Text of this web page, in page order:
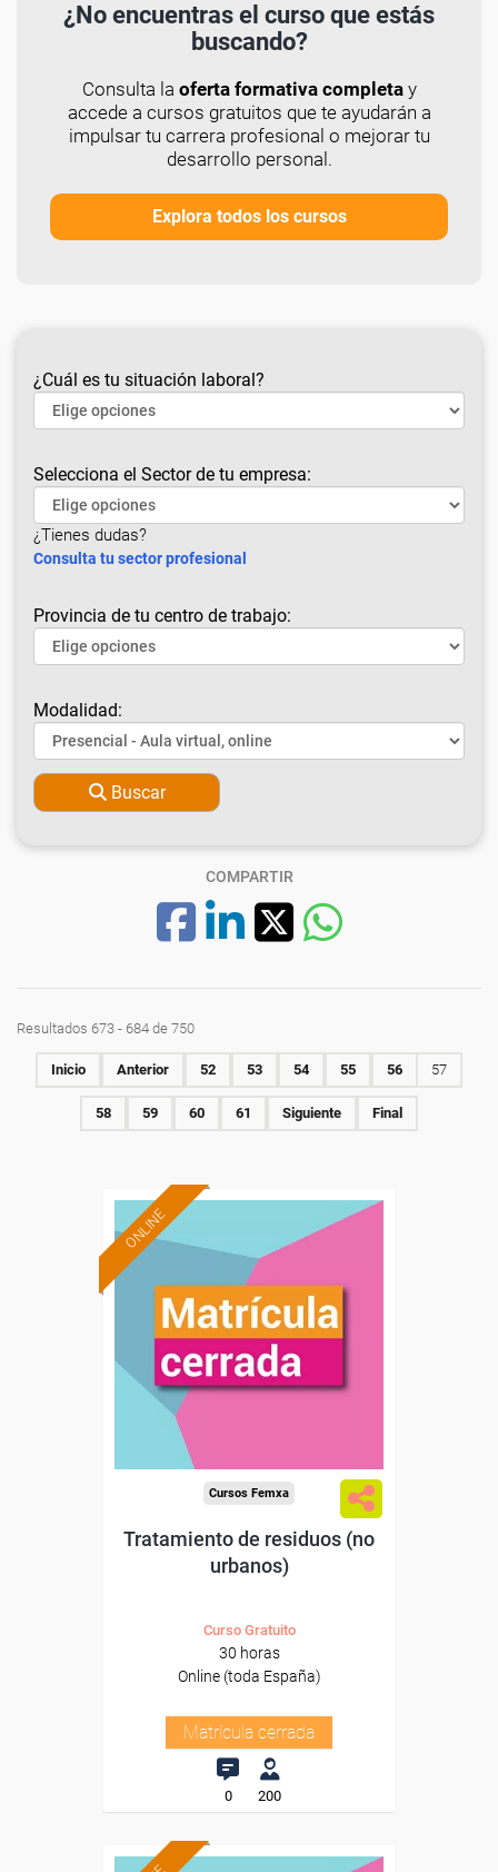
¿No encuentras el curso que estás
buscando?
Consulta la oferta formativa completay
accede a cursos gratuitos que te ayudarán a
impulsar tu carrera profesional o mejorar tu
desarrollo personal.
Explora todos los cursos
¿Cuál es tu situación laboral?
Selecciona el Sector de tu empresa:
¿Tienes dudas?
Consulta tu sector profesional
Provincia de tu centro de trabajo:
Modalidad:
Buscar
COMPARTIR
Resultados 673 - 684 de 750
Inicio Anterior 52 53 54 55 56 57
58 59 60 61 Siguiente Final
ONLINE
Cursos Femxa
Tratamiento de residuos (no
urbanos)
Curso Gratuito
30 horas
Online (toda España)
Matrícula cerrada
0 200